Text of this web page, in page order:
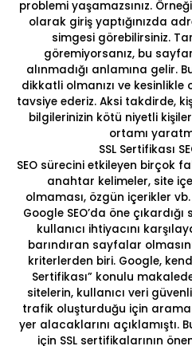
problemi yaşamazsınız.
olarak giriş yaptığınızda
simgesi görebilirsiniz.
göremiyorsanız, bu
alınmadığı anlamına gelir.
dikkatli olmanızı ve kesinlikle
tavsiye ederiz. Aksi takdirde,
bilgilerinizin kötü niyetli
ortamı
SSL Sertifikası
SEO sürecini etkileyen birçok
anahtar kelimeler, site
olmaması, özgün içerikler
Google SEO’da öne
kullanıcı ihtiyacını
barındıran sayfalar
kriterlerden biri. Google,
Sertifikası” konulu
sitelerin, kullanıcı veri
trafik oluşturduğu için
yer alacaklarını açıklamıştı.
için SSL sertifikalarının